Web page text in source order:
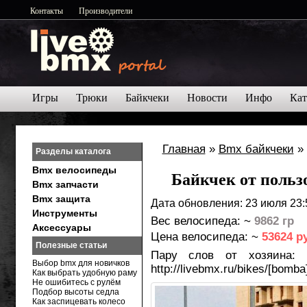
Контакты Производители
Игры Трюки Байкчеки Новости Инфо
Главная » Bmx байкчеки »
Байкчек от
Дата обновления: 23 июля
Вес велосипеда: ~ 9862 гр
Цена велосипеда: ~ 53624
Пару слов от хозяина:
http://livebmx.ru/bikes/
Разделы каталога
Bmx велосипеды
Bmx запчасти
Bmx защита
Инструменты
Аксессуары
Полезные статьи
Выбор bmx для новичков
Как выбрать удобную раму
Не ошибитесь с рулём
Подбор высоты седла
Как заспицевать колесо